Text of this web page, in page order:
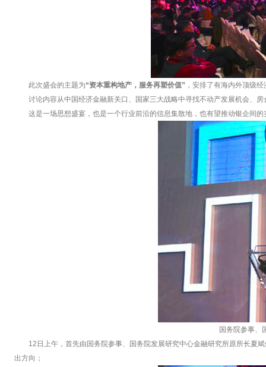
此次盛会的主题为“资本重构地产，服务再塑价值” ，安排了有海内外顶级
讨论内容从中国经济金融新关口、国家三大战略中寻找不动产发展机会、
这是一场思想盛宴，也是一个行业前沿的信息集散地，也有望推动银企间的
国务院参事
12日上午，首先由国务院参事、国务院发展研究中心金融研究所原所长夏
出方向；